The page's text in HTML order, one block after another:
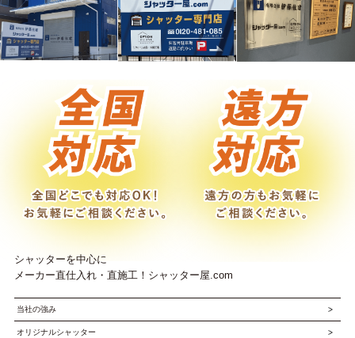
シャッターを中心に
メーカー直仕入れ・直施工！シャッター屋.com
当社の強み
オリジナルシャッター